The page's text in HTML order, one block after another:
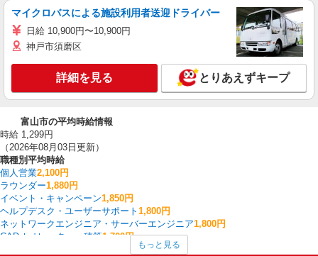
マイクロバスによる施設利用者送迎ドライバー
日給 10,900円〜10,900円
神戸市須磨区
詳細を見る とりあえずキープ
富山市の平均時給情報
時給 1,299円
（2026年08月03日更新）
職種別平均時給
個人営業2,100円
ラウンダー1,880円
イベント・キャンペーン1,850円
ヘルプデスク・ユーザーサポート 1,800円
ネットワークエンジニア・サーバーエンジニア1,800円
CADオペレーター・積算1,700円
もっと見る